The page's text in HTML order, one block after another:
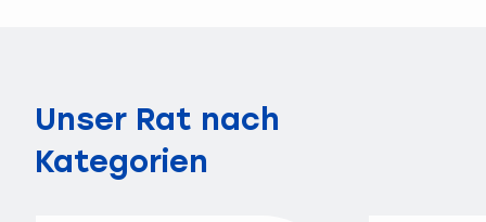
Unser Rat nach
Kategorien